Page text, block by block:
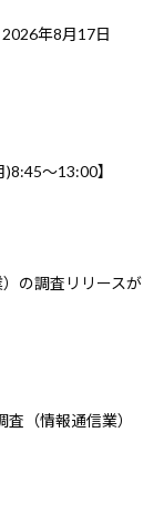
年8月17日
～13:00】
の調査リリースが
（情報通信業）